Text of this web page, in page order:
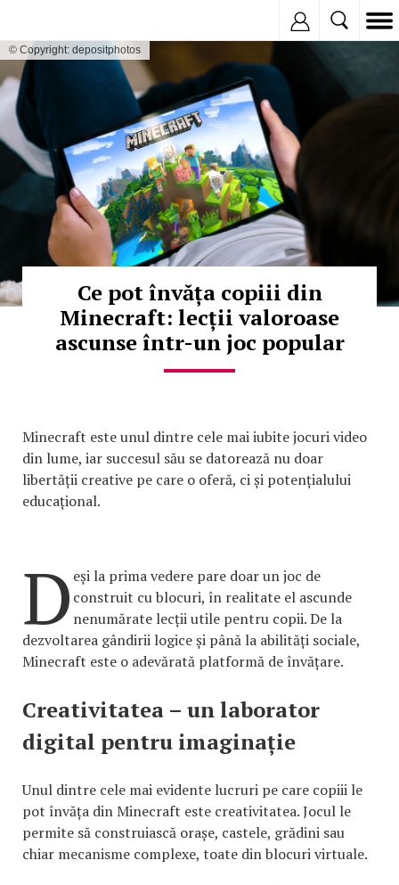
© Copyright: depositphotos
Ce pot învăța copiii din
Minecraft: lecții valoroase
ascunse într-un joc popular
Minecraft este unul dintre cele mai iubite jocuri video
din lume, iar succesul său se datorează nu doar
libertății creative pe care o oferă, ci și potențialului
educațional.
D eși la prima vedere pare doar un joc de
construit cu blocuri, în realitate el ascunde
nenumărate lecții utile pentru copii. De la
dezvoltarea gândirii logice și până la abilități sociale,
Minecraft este o adevărată platformă de învățare.
Creativitatea – un laborator
digital pentru imaginație
Unul dintre cele mai evidente lucruri pe care copiii le
pot învăța din Minecraft este creativitatea. Jocul le
permite să construiască orașe, castele, grădini sau
chiar mecanisme complexe, toate din blocuri virtuale.